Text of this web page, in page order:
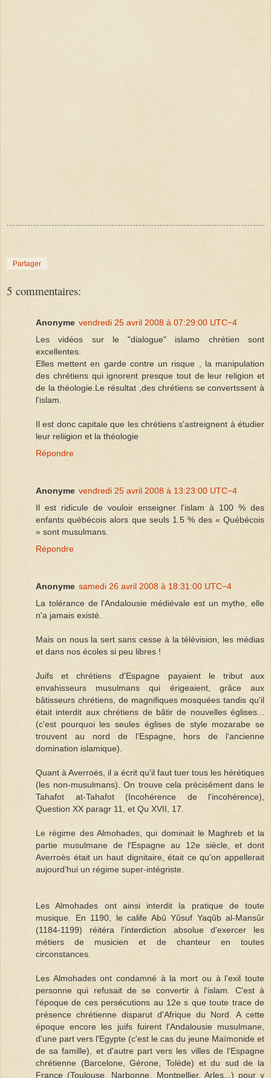
Partager
5 commentaires:
Anonyme vendredi 25 avril 2008 à 07:29:00 UTC−4
Les vidéos sur le "dialogue" islamo chrétien sont
excellentes.
Elles mettent en garde contre un risque , la manipulation
des chrétiens qui ignorent presque tout de leur religion et
de la théologie.Le résultat ,des chrétiens se convertssent à
l'islam.
Il est donc capitale que les chrétiens s'astreignent à étudier
leur reliigion et la théologie
Répondre
Anonyme vendredi 25 avril 2008 à 13:23:00 UTC−4
Il est ridicule de vouloir enseigner l'islam à 100 % des
enfants québécois alors que seuls 1.5 % des « Québécois
» sont musulmans.
Répondre
Anonyme samedi 26 avril 2008 à 18:31:00 UTC−4
La tolérance de l'Andalousie médiévale est un mythe, elle
n'a jamais existé.
Mais on nous la sert sans cesse à la télévision, les médias
et dans nos écoles si peu libres !
Juifs et chrétiens d'Espagne payaient le tribut aux
envahisseurs musulmans qui érigeaient, grâce aux
bâtisseurs chrétiens, de magnifiques mosquées tandis qu'il
était interdit aux chrétiens de bâtir de nouvelles églises...
(c'est pourquoi les seules églises de style mozarabe se
trouvent au nord de l'Espagne, hors de l'ancienne
domination islamique).
Quant à Averroès, il a écrit qu'il faut tuer tous les hérétiques
(les non-musulmans). On trouve cela précisément dans le
Tahafot at-Tahafot (Incohérence de l'incohérence),
Question XX paragr 11, et Qu XVII, 17.
Le régime des Almohades, qui dominait le Maghreb et la
partie musulmane de l'Espagne au 12e siècle, et dont
Averroès était un haut dignitaire, était ce qu'on appellerait
aujourd'hui un régime super-intégriste.
Les Almohades ont ainsi interdit la pratique de toute
musique. En 1190, le calife Abû Yûsuf Yaqûb al-Mansûr
(1184-1199) réitéra l'interdiction absolue d'exercer les
métiers de musicien et de chanteur en toutes
circonstances.
Les Almohades ont condamné à la mort ou à l'exil toute
personne qui refusait de se convertir à l'islam. C'est à
l'époque de ces persécutions au 12e s que toute trace de
présence chrétienne disparut d'Afrique du Nord. A cette
époque encore les juifs fuirent l'Andalousie musulmane,
d'une part vers l'Egypte (c'est le cas du jeune Maïmonide et
de sa famille), et d'autre part vers les villes de l'Espagne
chrétienne (Barcelone, Gérone, Tolède) et du sud de la
France (Toulouse, Narbonne, Montpellier, Arles...) pour y